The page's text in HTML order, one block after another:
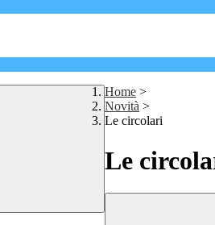
Home >
Novità >
Le circolari
Le